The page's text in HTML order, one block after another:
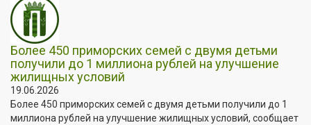
Более 450 приморских семей с двумя детьми
получили до 1 миллиона рублей на улучшение
жилищных условий
19.06.2026
Более 450 приморских семей с двумя детьми получили до 1
миллиона рублей на улучшение жилищных условий, сообщает